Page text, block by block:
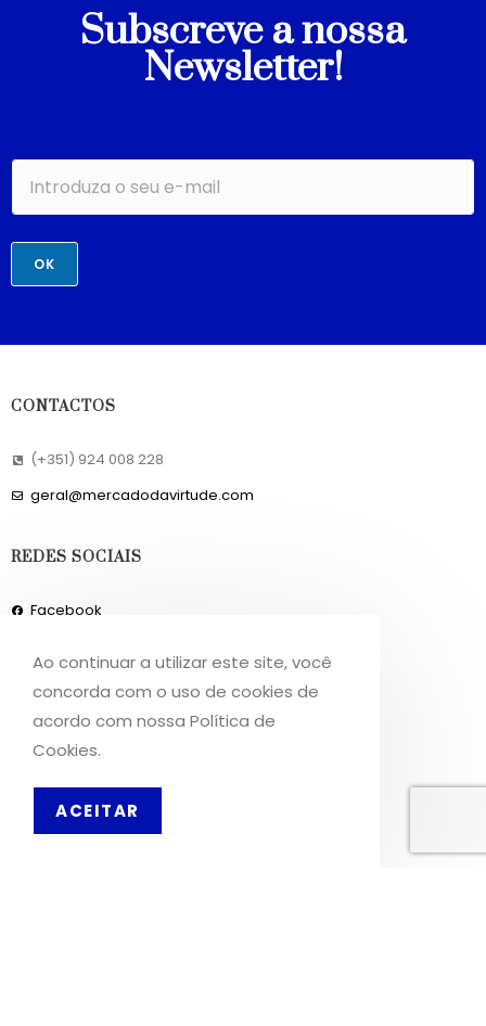
Subscreve a nossa
Newsletter!
OK
CONTACTOS
(+351) 924 008 228
geral@mercadodavirtude.com
REDES SOCIAIS
Facebook
Sobre Nós
PT
Ao continuar a utilizar este site, você
concorda com o uso de cookies de
acordo com nossa Política de
Cookies.
ACEITAR